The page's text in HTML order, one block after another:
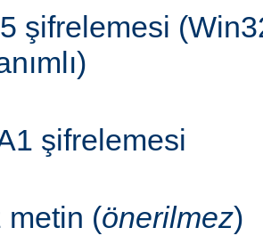
şifrelemesi
şifrelemesi
metin (önerilmez)